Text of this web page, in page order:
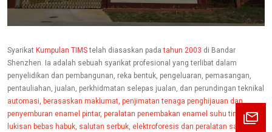
Syarikat Kumpulan TIMStelah diasaskan padatahun 2003 di Bandar
Shenzhen. Ia adalah sebuah syarikat profesional yang terlibat dalam
penyelidikan dan pembangunan, reka bentuk, pengeluaran, pemasangan,
pentauliahan, jualan, perkhidmatan selepas jualan, dan perundingan teknikal
automasi, berasaskan maklumat, penjimatan tenaga penghijauan dan
penyemburan enamel pintar, peralatan penembakan enamel suhu tinggi,
lukisan bebas habuk, salutan serbuk, elektroforesis dan peralatan salutan